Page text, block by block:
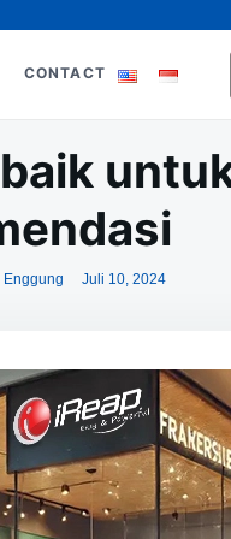
CONTACT
Juli 10, 2024